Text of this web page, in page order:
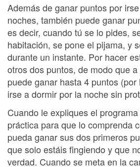
Además de ganar puntos por
noches, también puede ganar
es decir, cuando tú se lo pides,
habitación, se pone el pijama, y
durante un instante. Por hacer
otros dos puntos, de modo que
puede ganar hasta 4 puntos
irse a dormir por la noche sin
Cuando le expliques el
práctica para que lo comprenda
pueda ganar sus dos primeros
que solo estáis fingiendo y que
verdad. Cuando se meta en la